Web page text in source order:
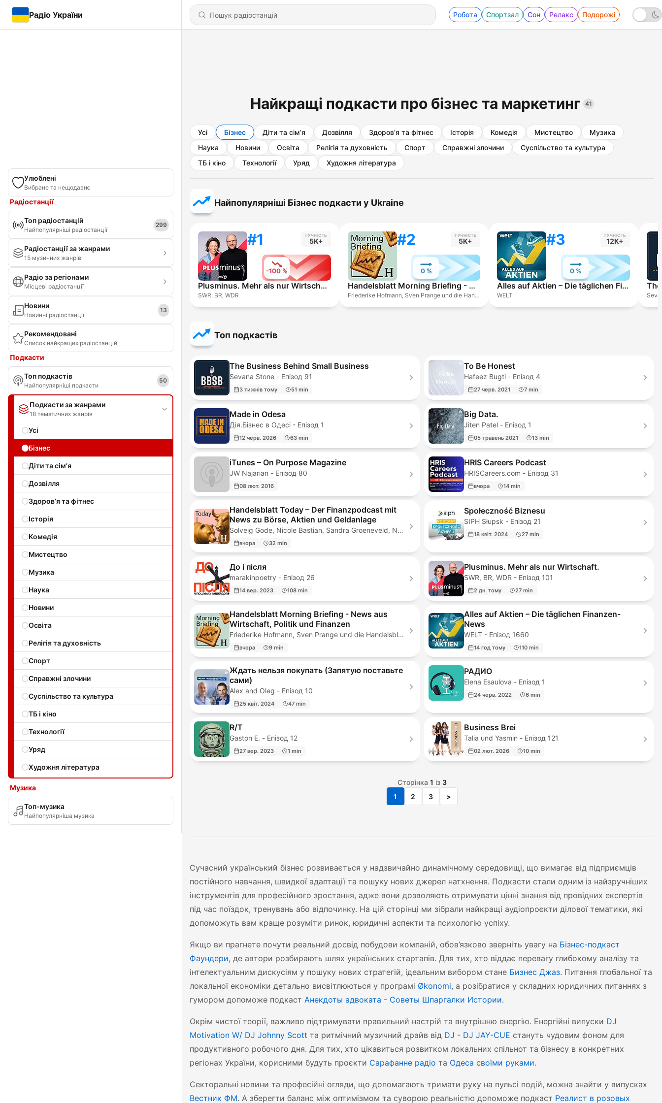
Радіо України Робота Спортзал Сон Релакс Подорожі
Улюблені
Вибране та нещодавнє
Радіостанції
Топ радіостанцій
Найпопулярніші радіостанції
299
Радіостанції за жанрами
15 музичних жанрів
Радіо за регіонами
Місцеві радіостанції
Новини
Новинні радіостанції
13
Рекомендовані
Список найкращих радіостанцій
Подкасти
Топ подкастів
Найпопулярніші подкасти
50
Подкасти за жанрами
18 тематичних жанрів
Усі
Бізнес
Діти та сім’я
Дозвілля
Здоров’я та фітнес
Історія
Комедія
Мистецтво
Музика
Наука
Новини
Освіта
Релігія та духовність
Спорт
Справжні злочини
Суспільство та культура
ТБ і кіно
Технології
Уряд
Художня література
Музика
Топ-музика
Найпопулярніша музика
Найкращі подкасти про бізнес та маркетинг 41
Усі Бізнес Діти та сім’я Дозвілля Здоров’я та фітнес Історія Комедія Мистецтво
Музика
Наука
Новини Освіта Релігія та духовність Спорт Справжні злочини
Суспільство та культура
ТБ і кіно
Технології Уряд Художня література
Найпопулярніші Бізнес подкасти у Ukraine
#1 ГУЧНІСТЬ
5K+
-100 %
Plusminus. Mehr als nur Wirtschaft.
SWR, BR, WDR
#2 ГУЧНІСТЬ
5K+
0 %
Handelsblatt Morning Briefing - News aus Wirtschaft, Politik und Finanzen
Friederike Hofmann, Sven Prange und die Handelsblatt Redaktion, Handelsblatt
#3 ГУЧНІСТЬ
12K+
0 %
Alles auf Aktien – Die täglichen Finanzen-News
WELT
Топ подкастів
The Business Behind Small Business
Sevana Stone - Епізод 91
3 тижнів тому 51 min
To Be Honest
Hafeez Bugti - Епізод 4
27 черв. 2021 7 min
Made in Odesa
Дія.Бізнес в Одесі - Епізод 1
12 черв. 2026 63 min
Big Data.
Jiten Patel - Епізод 1
05 травень 2021 13 min
iTunes – On Purpose Magazine
JW Najarian - Епізод 80
08 лют. 2016
HRIS Careers Podcast
HRISCareers.com - Епізод 31
вчора 14 min
Handelsblatt Today – Der Finanzpodcast mit
News zu Börse, Aktien und Geldanlage
Solveig Gode, Nicole Bastian, Sandra Groeneveld, Nele Dohmen, Anis Mičijević, Ben Mendelson, Aileen Bunte - Епізод 1605
вчора 32 min
Społeczność Biznesu
SIPH Słupsk - Епізод 21
18 квіт. 2024 27 min
До і після
marakinpoetry - Епізод 26
14 вер. 2023 108 min
Plusminus. Mehr als nur Wirtschaft.
SWR, BR, WDR - Епізод 101
2 дн. тому 27 min
Handelsblatt Morning Briefing - News aus
Wirtschaft, Politik und Finanzen
Friederike Hofmann, Sven Prange und die Handelsblatt Redaktion, Handelsblatt - Епізод 2126
вчора 9 min
Alles auf Aktien – Die täglichen Finanzen-
News
WELT - Епізод 1660
14 год тому 110 min
Ждать нельзя покупать (Запятую поставьте
сами)
Alex and Oleg - Епізод 10
25 квіт. 2024 47 min
РАДИО
Elena Esaulova - Епізод 1
24 черв. 2022 6 min
R/T
Gaston E. - Епізод 12
27 вер. 2023 1 min
Business Brei
Talia und Yasmin - Епізод 121
02 лют. 2026 10 min
Сторінка 1 із 3
1
2 3 >
Сучасний український бізнес розвивається у надзвичайно динамічному середовищі, що вимагає від підприємців
постійного навчання, швидкої адаптації та пошуку нових джерел натхнення. Подкасти стали одним із найзручніших
інструментів для професійного зростання, адже вони дозволяють отримувати цінні знання від провідних експертів
під час поїздок, тренувань або відпочинку. На цій сторінці ми зібрали найкращі аудіопроєкти ділової тематики, які
допоможуть вам краще розуміти ринок, юридичні аспекти та психологію успіху.
Якщо ви прагнете почути реальний досвід побудови компаній, обов’язково зверніть увагу на Бізнес-подкаст
Фаундери, де автори розбирають шлях українських стартапів. Для тих, хто віддає перевагу глибокому аналізу та
інтелектуальним дискусіям у пошуку нових стратегій, ідеальним вибором стане Бизнес Джаз. Питання глобальної та
локальної економіки детально висвітлюються у програмі Økonomi, а розібратися у складних юридичних питаннях з
гумором допоможе подкаст Анекдоты адвоката - Советы Шпаргалки Истории.
Окрім чистої теорії, важливо підтримувати правильний настрій та внутрішню енергію. Енергійні випуски DJ
Motivation W/ DJ Johnny Scott та ритмічний музичний драйв від DJ - DJ JAY-CUE стануть чудовим фоном для
продуктивного робочого дня. Для тих, хто цікавиться розвитком локальних спільнот та бізнесу в конкретних
регіонах України, корисними будуть проєкти Сарафанне радіо та Одеса своїми руками.
Секторальні новини та професійні огляди, що допомагають тримати руку на пульсі подій, можна знайти у випусках
Вестник ФМ. А зберегти баланс між оптимізмом та суворою реальністю допоможе подкаст Реалист в розовых